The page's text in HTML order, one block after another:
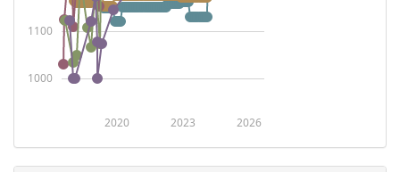
2020 2023 2026
1000
1100